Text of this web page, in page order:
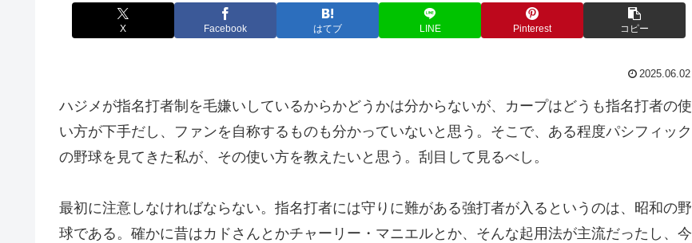
X Facebook はてブ LINE Pinterest コピー
2025.06.02
ハジメが指名打者制を毛嫌いしているからかどうかは分からないが、カープはどうも指名打者の使
い方が下手だし、ファンを自称するものも分かっていないと思う。そこで、ある程度パシフィック
の野球を見てきた私が、その使い方を教えたいと思う。刮目して見るべし。
最初に注意しなければならない。指名打者には守りに難がある強打者が入るというのは、昭和の野
球である。確かに昔はカドさんとかチャーリー・マニエルとか、そんな起用法が主流だったし、今